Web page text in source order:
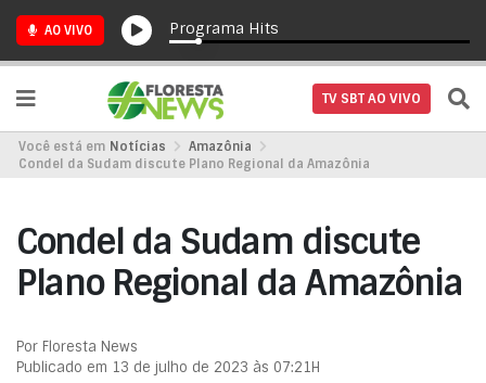
AO VIVO Programa Hits
TV SBT AO VIVO
Você está em Notícias
Amazônia
Condel da Sudam discute Plano Regional da Amazônia
Condel da Sudam discute
Plano Regional da Amazônia
Por Floresta News
Publicado em 13 de julho de 2023 às 07:21H